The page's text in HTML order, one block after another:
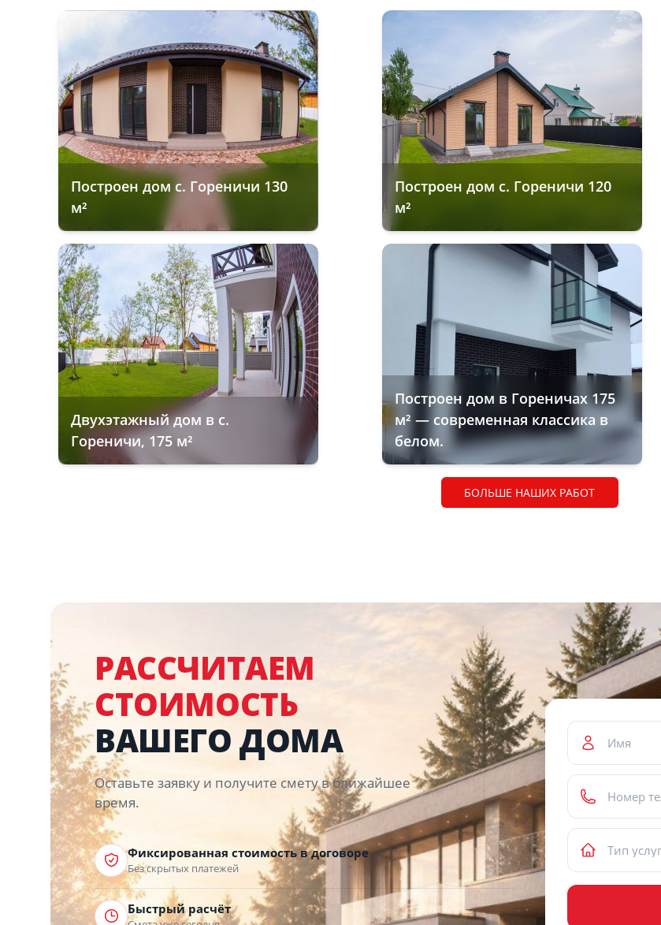
Построен дом с. Гореничи 130
м²
Построен дом с. Гореничи 120
м²
Двухэтажный дом в с.
Гореничи, 175 м²
Построен дом в Гореничах 175
м² — современная классика в
белом.
БОЛЬШЕ НАШИХ РАБОТ
РАССЧИТАЕМ
СТОИМОСТЬ
ВАШЕГО ДОМА
Оставьте заявку и получите смету в ближайшее
время.
Фиксированная стоимость в договоре
Без скрытых платежей
Быстрый расчёт